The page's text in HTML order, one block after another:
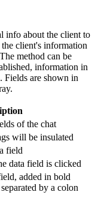
info about the client to
client's information
method can be
information in
Fields are shown in
of the chat
will be insulated
field
data field is clicked
added in bold
by a colon